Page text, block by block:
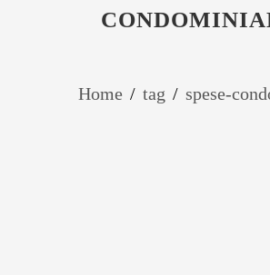
Home / tag / spese-